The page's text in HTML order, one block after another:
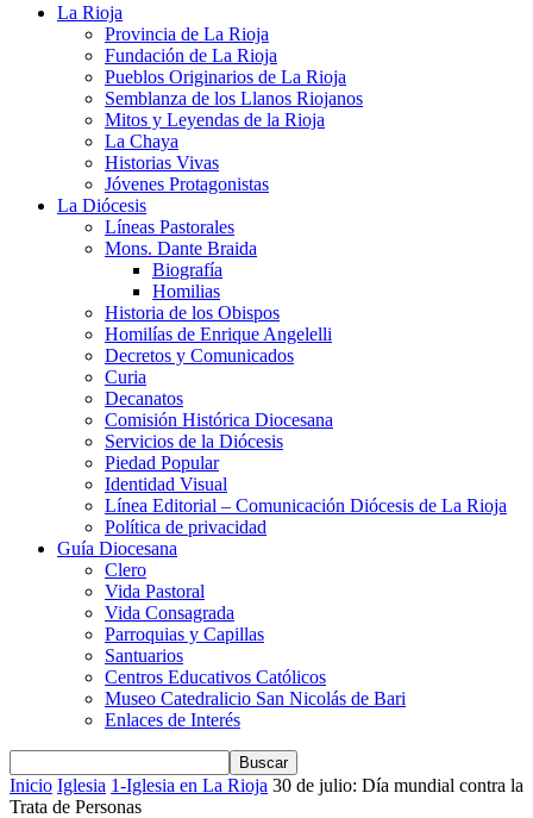
La Rioja
Provincia de La Rioja
Fundación de La Rioja
Pueblos Originarios de La Rioja
Semblanza de los Llanos Riojanos
Mitos y Leyendas de la Rioja
La Chaya
Historias Vivas
Jóvenes Protagonistas
La Diócesis
Líneas Pastorales
Mons. Dante Braida
Biografía
Homilias
Historia de los Obispos
Homilías de Enrique Angelelli
Decretos y Comunicados
Curia
Decanatos
Comisión Histórica Diocesana
Servicios de la Diócesis
Piedad Popular
Identidad Visual
Línea Editorial – Comunicación Diócesis de La Rioja
Política de privacidad
Guía Diocesana
Clero
Vida Pastoral
Vida Consagrada
Parroquias y Capillas
Santuarios
Centros Educativos Católicos
Museo Catedralicio San Nicolás de Bari
Enlaces de Interés
Inicio Iglesia 1-Iglesia en La Rioja 30 de julio: Día mundial contra la
Trata de Personas